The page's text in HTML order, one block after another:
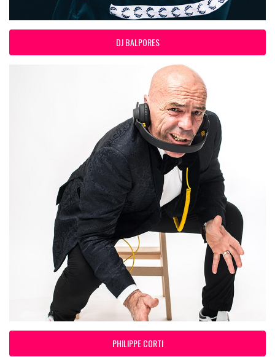
DJ BALPORES
PHILIPPE CORTI